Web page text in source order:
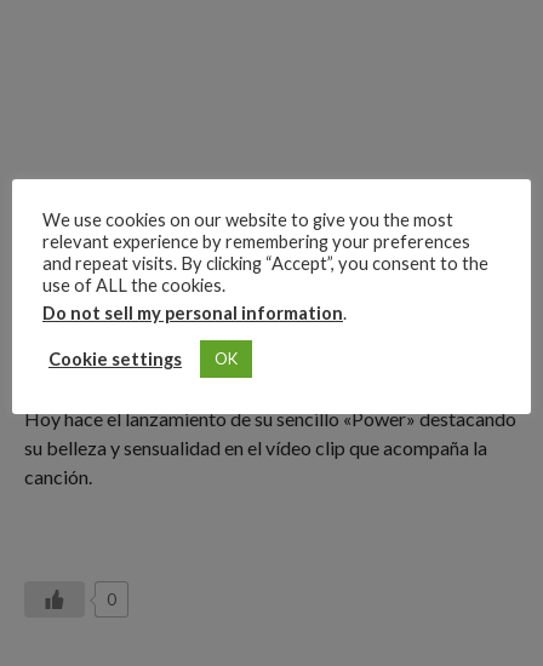
Hoy hace el lanzamiento de su sencillo «Power» destacando
su belleza y sensualidad en el vídeo clip que acompaña la
canción.
0
We use cookies on our website to give you the most
relevant experience by remembering your preferences
and repeat visits. By clicking “Accept”, you consent to the
use of ALL the cookies.
Do not sell my personal information.
Cookie settings OK